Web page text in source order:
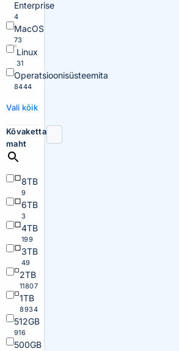
Enterprise
4
MacOS
73
Linux
31
Operatsioonisüsteemita
8444
Vali kõik
Kõvaketta
maht
8TB
9
6TB
3
4TB
199
3TB
49
2TB
11807
1TB
8934
512GB
916
500GB